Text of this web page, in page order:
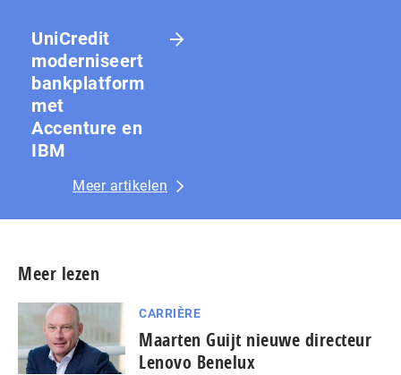
UniCredit
moderniseert
bankplatform
met
Accenture en
IBM
Meer artikelen
Meer lezen
CARRIÈRE
Maarten Guijt nieuwe directeur
Lenovo Benelux